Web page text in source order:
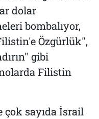
dolar
bombalıyor,
Özgürlük",
gibi
Filistin
sayıda İsrail